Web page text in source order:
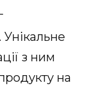
Унікальне
з ним
на